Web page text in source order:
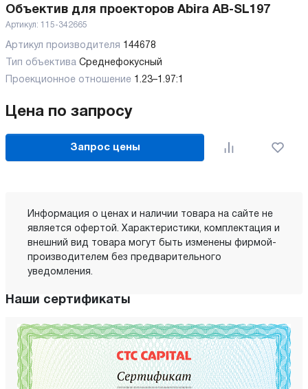
Объектив для проекторов Abira AB-SL197
Артикул: 115-342665
Артикул производителя 144678
Тип объектива Среднефокусный
Проекционное отношение 1.23–1.97:1
Цена по запросу
Запрос цены
Информация о ценах и наличии товара на сайте не
является офертой. Характеристики, комплектация и
внешний вид товара могут быть изменены фирмой-
производителем без предварительного
уведомления.
Наши сертификаты